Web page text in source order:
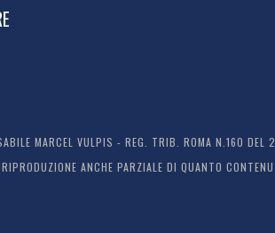
MARCEL VULPIS - REG. TRIB. ROMA N.160
ANCHE PARZIALE DI QUANTO